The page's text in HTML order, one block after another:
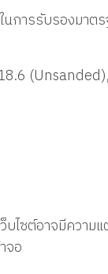
การรับรองมาตร
บไซต์อาจมีความ
จอ